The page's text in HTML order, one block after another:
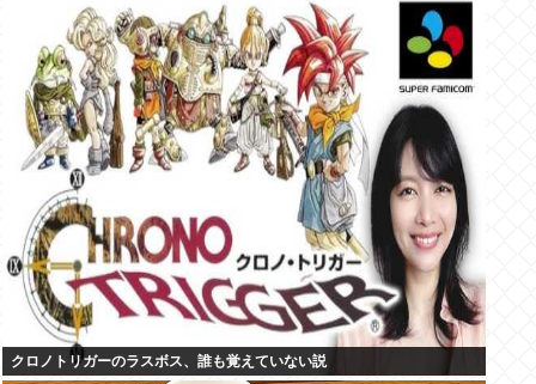
クロノトリガーのラスボス、誰も覚えていない説